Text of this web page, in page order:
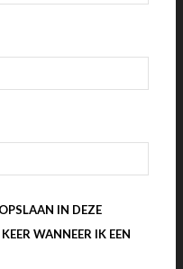
IN DEZE
WANNEER IK EEN